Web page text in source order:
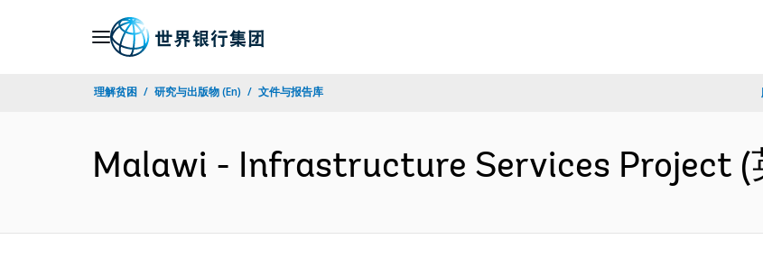
理解贫困 研究与出版物 (En) 文件与报告库
Malawi - Infrastructure Services Project (